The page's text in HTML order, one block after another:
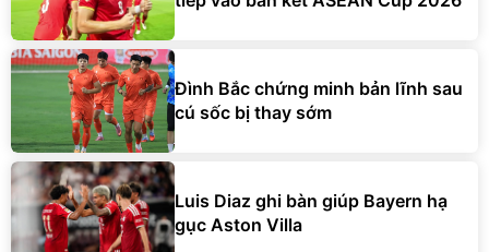
Đình Bắc chứng minh bản lĩnh sau
cú sốc bị thay sớm
Luis Diaz ghi bàn giúp Bayern hạ
gục Aston Villa